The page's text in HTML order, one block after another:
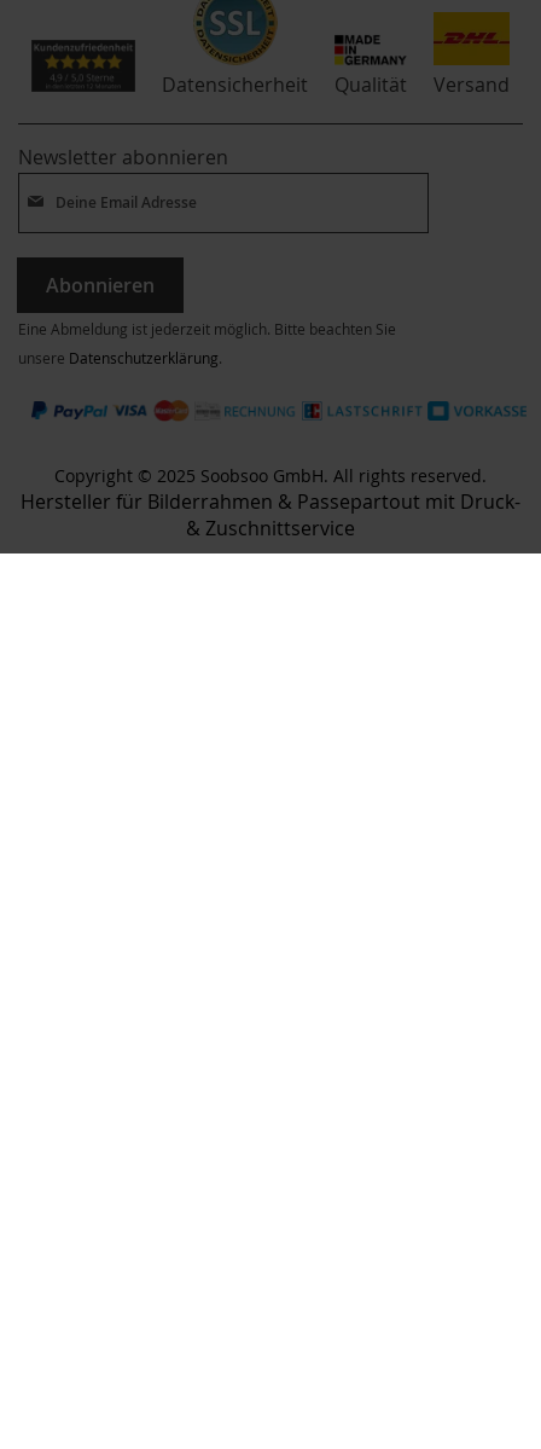
Datensicherheit Qualität Versand
Newsletter abonnieren
Abonnieren
Eine Abmeldung ist jederzeit möglich. Bitte beachten Sie
unsere Datenschutzerklärung.
Copyright © 2025 Soobsoo GmbH. All rights reserved.
Hersteller für Bilderrahmen & Passepartout mit Druck-
& Zuschnittservice